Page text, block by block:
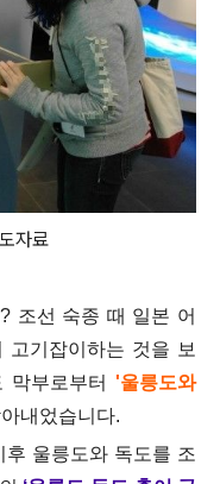
자료
조선 숙종 때 일본 어
고기잡이하는 것을 보
막부로부터 '울릉도와
내었습니다.
울릉도와 독도를 조